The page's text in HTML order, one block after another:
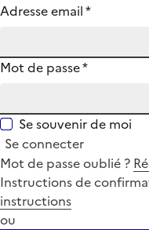
Adresse email*
Mot de passe*
Se souvenir de moi
Se connecter
Mot de passe oublié ?
Instructions de
instructions
ou